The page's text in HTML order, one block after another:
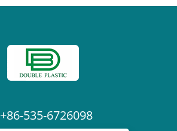
+86-535-6726098